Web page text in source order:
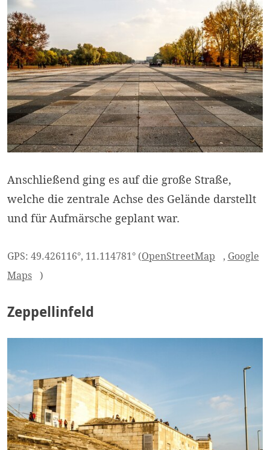
Anschließend ging es auf die große Straße,
welche die zentrale Achse des Gelände darstellt
und für Aufmärsche geplant war.
GPS: 49.426116°, 11.114781° (OpenStreetMap , Google
Maps
)
Zeppellinfeld